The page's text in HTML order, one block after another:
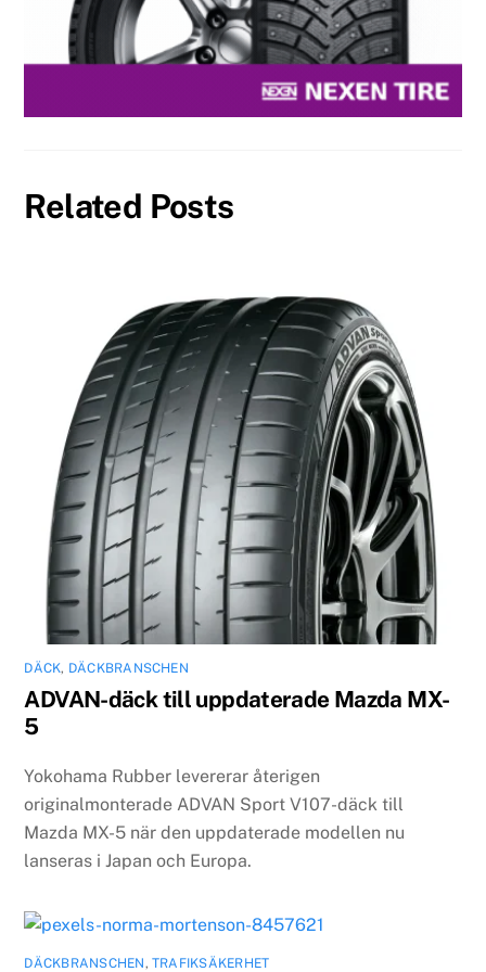
Related Posts
DÄCK, DÄCKBRANSCHEN
ADVAN-däck till uppdaterade Mazda MX-
5
Yokohama Rubber levererar återigen
originalmonterade ADVAN Sport V107-däck till
Mazda MX-5 när den uppdaterade modellen nu
lanseras i Japan och Europa.
DÄCKBRANSCHEN ,TRAFIKSÄKERHET